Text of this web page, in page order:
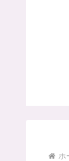
ホ